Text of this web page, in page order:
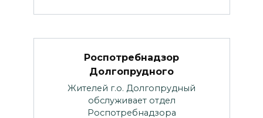
Роспотребнадзор
Долгопрудного
Жителей г.о. Долгопрудный
обслуживает отдел
Роспотребнадзора